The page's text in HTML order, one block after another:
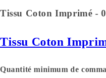
Tissu Coton Imprimé -
Tissu Coton
Quantité minimum de